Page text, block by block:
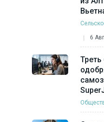
6
Треть